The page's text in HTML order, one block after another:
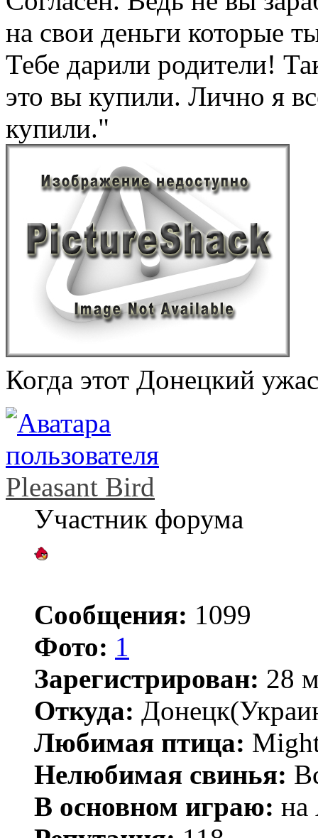
на свои деньги которые
Тебе дарили родители!
это вы купили. Лично я
купили."
Когда этот Донецкий
Pleasant Bird
Участник форума
Сообщения: 1099
Фото: 1
Зарегистрирован: 28
Откуда:
Любимая птица:
Нелюбимая свинья:
В основном играю: на